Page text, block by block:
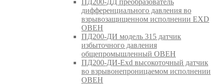
ПД200-ДД преобразователь
дифференциального давления во
взрывозащищенном исполнении EXD
ОВЕН
ПД200-ДИ модель 315 датчик
избыточного давления
общепромышленный ОВЕН
ПД200-ДИ-Exd высокоточный датчик
во взрывонепроницаемом исполнении
ОВЕН